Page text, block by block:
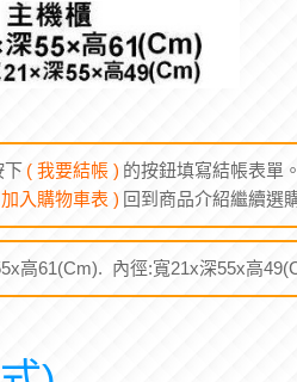
下 ( 我要結帳 ) 的按鈕填寫結帳表單。
入購物車表 ) 回到商品介紹繼續選
高61(Cm). 內徑:寬21x深55x高